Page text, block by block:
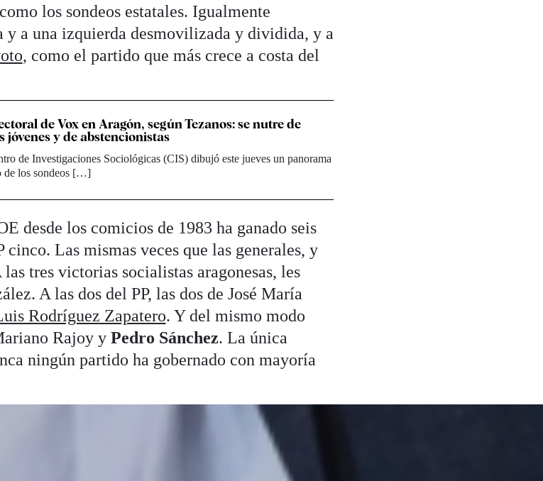
los sondeos estatales. Igualmente
y a una izquierda desmovilizada y dividida, y a
, como el partido que más crece a costa del
de Vox en Aragón, según Tezanos: se nutre de
jóvenes y de abstencionistas
de Investigaciones Sociológicas (CIS) dibujó este jueves un panorama
de los sondeos […]
desde los comicios de 1983 ha ganado seis
cinco. Las mismas veces que las generales, y
tres victorias socialistas aragonesas, les
A las dos del PP, las dos de José María
Rodríguez Zapatero. Y del mismo modo
Rajoy y Pedro Sánchez. La única
ningún partido ha gobernado con mayoría